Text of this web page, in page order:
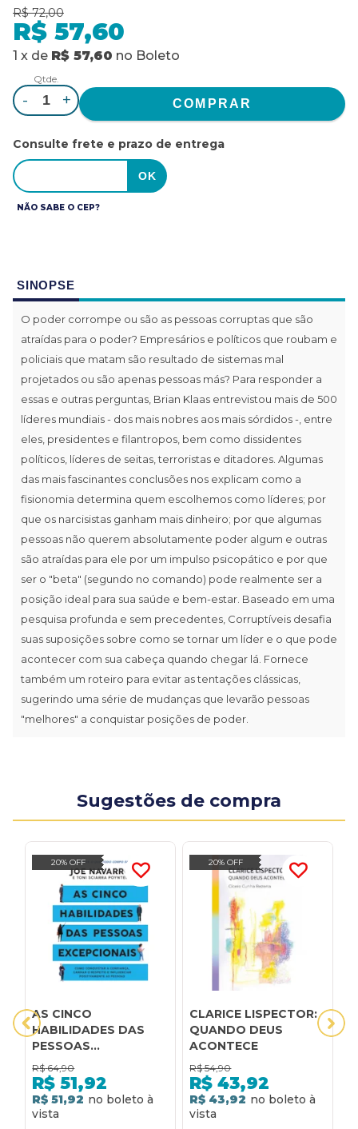
R$ 72,00
R$ 57,60
1 x de R$ 57,60 no Boleto
Qtde.
- +
Consulte frete e prazo de entrega
NÃO SABE O CEP?
SINOPSE
O poder corrompe ou são as pessoas corruptas que são
atraídas para o poder? Empresários e políticos que roubam e
policiais que matam são resultado de sistemas mal
projetados ou são apenas pessoas más? Para responder a
essas e outras perguntas, Brian Klaas entrevistou mais de 500
líderes mundiais - dos mais nobres aos mais sórdidos -, entre
eles, presidentes e filantropos, bem como dissidentes
políticos, líderes de seitas, terroristas e ditadores. Algumas
das mais fascinantes conclusões nos explicam como a
fisionomia determina quem escolhemos como líderes; por
que os narcisistas ganham mais dinheiro; por que algumas
pessoas não querem absolutamente poder algum e outras
são atraídas para ele por um impulso psicopático e por que
ser o "beta" (segundo no comando) pode realmente ser a
posição ideal para sua saúde e bem-estar. Baseado em uma
pesquisa profunda e sem precedentes, Corruptíveis desafia
suas suposições sobre como se tornar um líder e o que pode
acontecer com sua cabeça quando chegar lá. Fornece
também um roteiro para evitar as tentações clássicas,
sugerindo uma série de mudanças que levarão pessoas
"melhores" a conquistar posições de poder.
Sugestões de compra
20% OFF
AS CINCO
HABILIDADES DAS
PESSOAS
EXCEPCIONAIS:
COMO CONQUISTAR
A CONFIANÇA,
GANHAR O RESPEITO
R$ 64,90
R$ 51,92
R$ 51,92
20% OFF
CLARICE LISPECTOR:
QUANDO DEUS
ACONTECE
R$ 54,90
R$ 43,92
R$ 43,92